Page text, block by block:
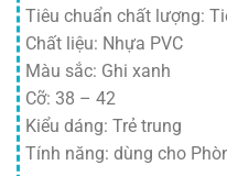
Tiêu chuẩn chất lượng:
Chất liệu: Nhựa PVC
Màu sắc: Ghi xanh
Cỡ: 38 – 42
Kiểu dáng: Trẻ trung
Tính năng: dùng cho